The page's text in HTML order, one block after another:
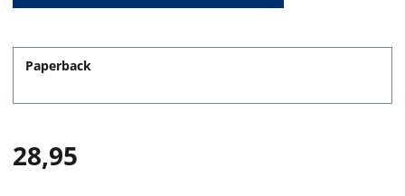
Paperback
28,95